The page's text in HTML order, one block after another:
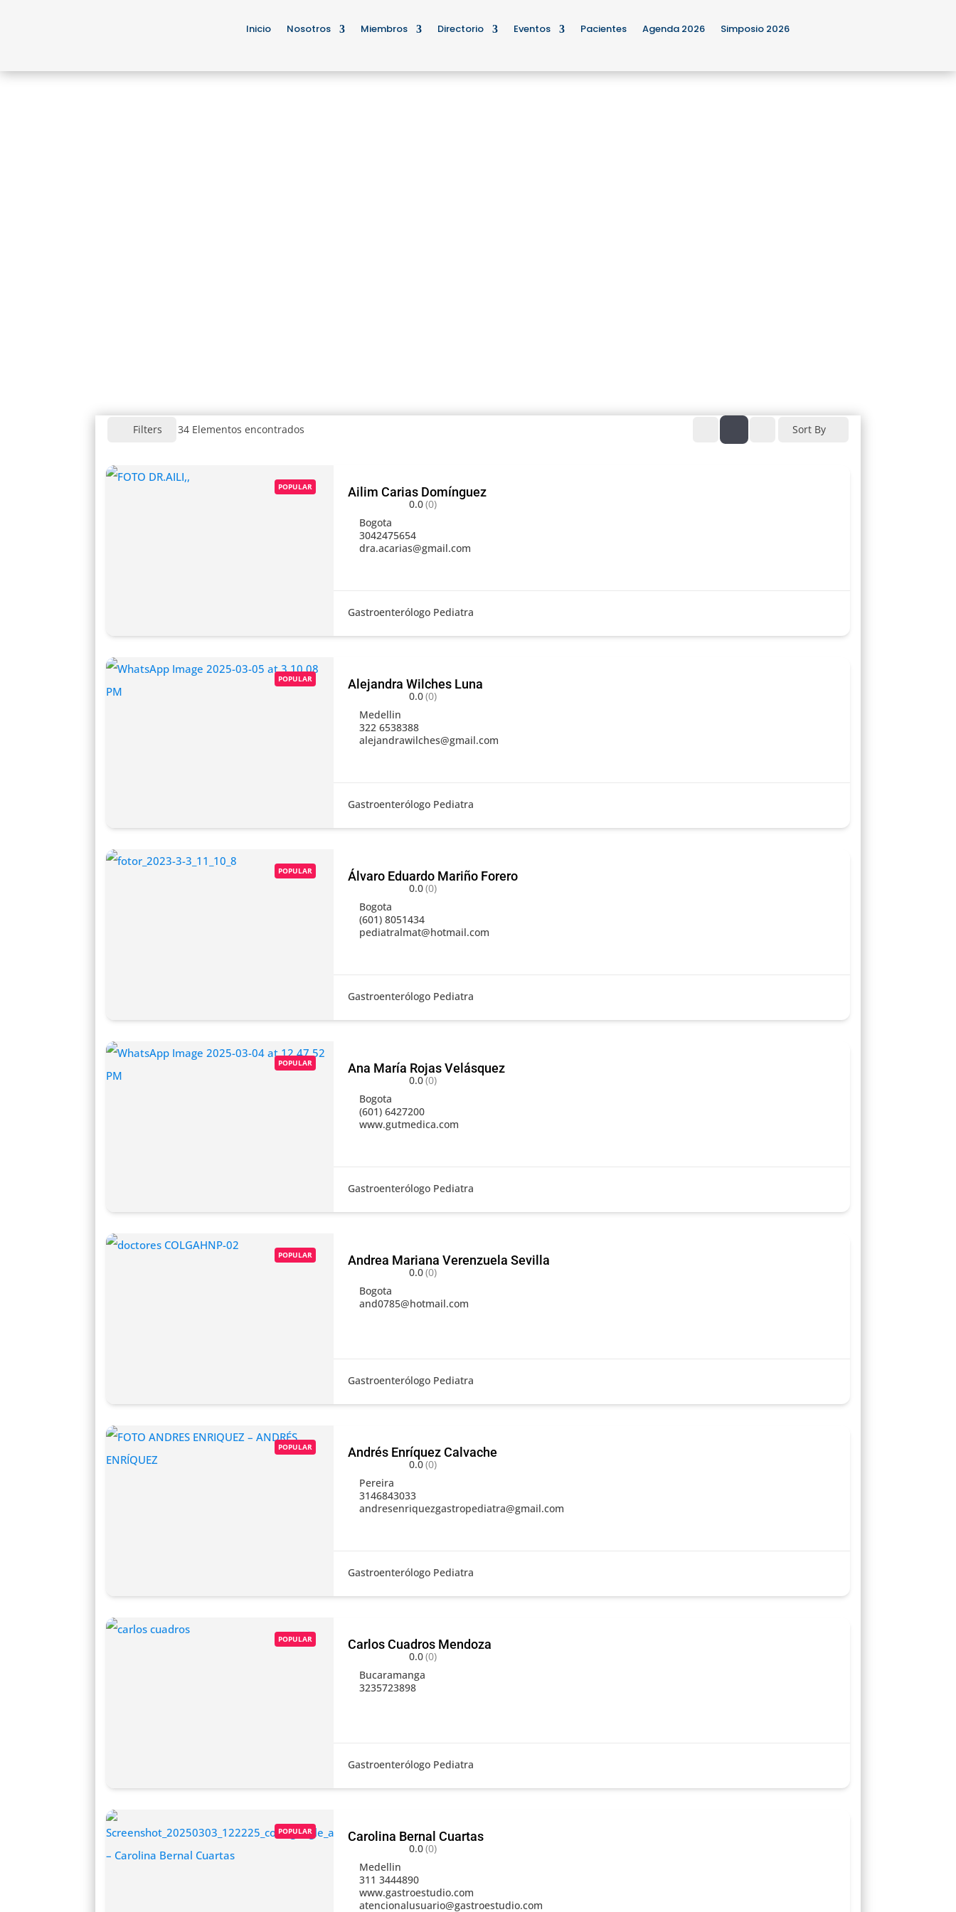
Inicio Nosotros Miembros Directorio Eventos Pacientes Agenda 2026 Simposio 2026
Filters 34 Elementos encontrados Sort By
POPULAR Ailim Carias Domínguez
0.0(0)
Bogota
3042475654
dra.acarias@gmail.com
Gastroenterólogo Pediatra
POPULAR Alejandra Wilches Luna
0.0(0)
Medellin
322 6538388
alejandrawilches@gmail.com
Gastroenterólogo Pediatra
POPULAR Álvaro Eduardo Mariño Forero
0.0(0)
Bogota
(601) 8051434
pediatralmat@hotmail.com
Gastroenterólogo Pediatra
POPULAR Ana María Rojas Velásquez
0.0(0)
Bogota
(601) 6427200
www.gutmedica.com
Gastroenterólogo Pediatra
POPULAR Andrea Mariana Verenzuela Sevilla
0.0(0)
Bogota
and0785@hotmail.com
Gastroenterólogo Pediatra
POPULAR Andrés Enríquez Calvache
0.0(0)
Pereira
3146843033
andresenriquezgastropediatra@gmail.com
Gastroenterólogo Pediatra
POPULAR Carlos Cuadros Mendoza
0.0(0)
Bucaramanga
3235723898
Gastroenterólogo Pediatra
POPULAR Carolina Bernal Cuartas
0.0(0)
Medellin
311 3444890
www.gastroestudio.com
atencionalusuario@gastroestudio.com